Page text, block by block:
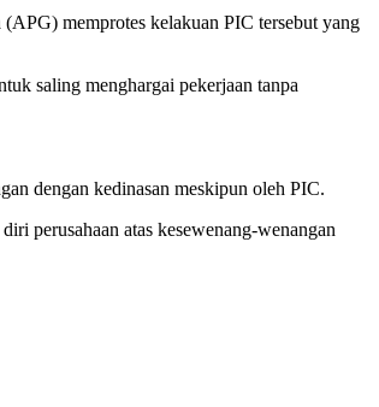
memprotes kelakuan PIC tersebut yang
saling menghargai pekerjaan tanpa
dengan kedinasan meskipun oleh PIC.
perusahaan atas kesewenang-wenangan